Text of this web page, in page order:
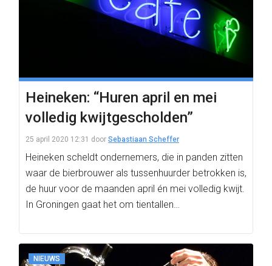
Heineken: “Huren april en mei
volledig kwijtgescholden”
25 april 2020 12:31 door Sebastiaan Scheffer
Heineken scheldt ondernemers, die in panden zitten
waar de bierbrouwer als tussenhuurder betrokken is,
de huur voor de maanden april én mei volledig kwijt.
In Groningen gaat het om tientallen…
NIEUWS